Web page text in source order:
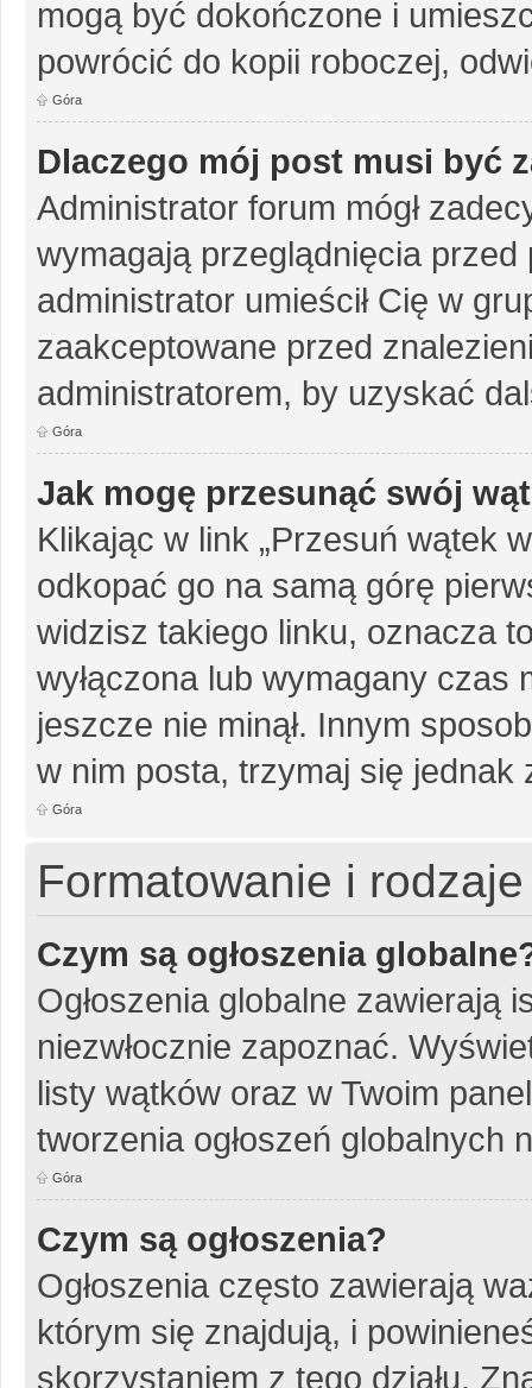
mogą być dokończone i
powrócić do kopii roboczej,
Góra
Dlaczego mój post musi być
Administrator forum mógł
wymagają przeglądnięcia
administrator umieścił Cię w
zaakceptowane przed
administratorem, by uzyskać
Góra
Jak mogę przesunąć swój
Klikając w link „Przesuń wątek
odkopać go na samą górę
widzisz takiego linku, oznacza
wyłączona lub wymagany
jeszcze nie minął. Innym
w nim posta, trzymaj się jednak
Góra
Formatowanie i
Czym są ogłoszenia
Ogłoszenia globalne zawierają
niezwłocznie zapoznać.
listy wątków oraz w Twoim
tworzenia ogłoszeń globalnych
Góra
Czym są ogłoszenia?
Ogłoszenia często zawierają
którym się znajdują, i
skorzystaniem z tego działu.